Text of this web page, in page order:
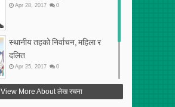
Apr 28 2017 0
स्थानीय तहको निर्वाचन, महिला र
दलित
Apr 25 2017 0
फेरि अर्को गलत सहमति
View More About लेख रचना